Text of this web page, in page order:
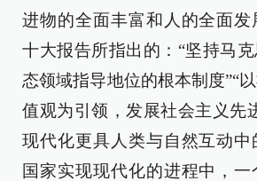
进物的全面丰富和人的全面发
十大报告所指出的：“坚持马
态领域指导地位的根本制度”“
值观为引领，发展社会主义先
现代化更具人类与自然互动中
国家实现现代化的进程中，